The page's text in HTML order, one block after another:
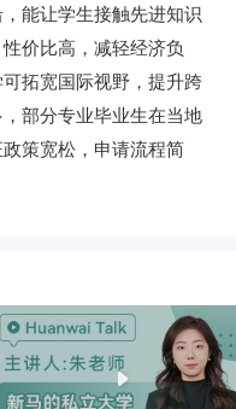
能让学生接触先进知识
价比高，减轻经济负
拓宽国际视野，提升跨
部分专业毕业生在当地
策宽松，申请流程简